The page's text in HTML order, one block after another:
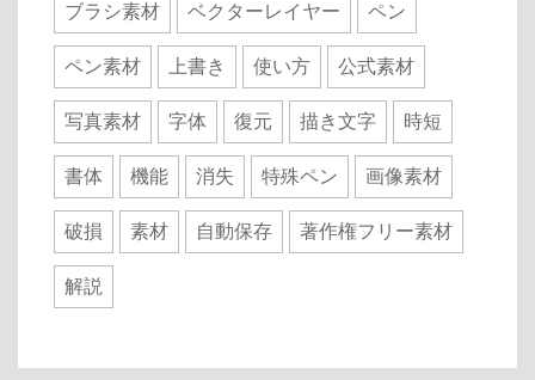
ブラシ素材 ベクターレイヤー ペン
ペン素材 上書き 使い方 公式素材
写真素材 字体 復元 描き文字 時短
書体 機能 消失 特殊ペン 画像素材
破損 素材 自動保存 著作権フリー素材
解説